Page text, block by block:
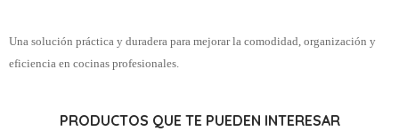
Una solución práctica y duradera para mejorar la comodidad, organización y
eficiencia en cocinas profesionales.
PRODUCTOS QUE TE PUEDEN INTERESAR